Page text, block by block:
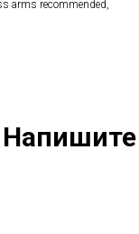
arms recommended,
Напишите